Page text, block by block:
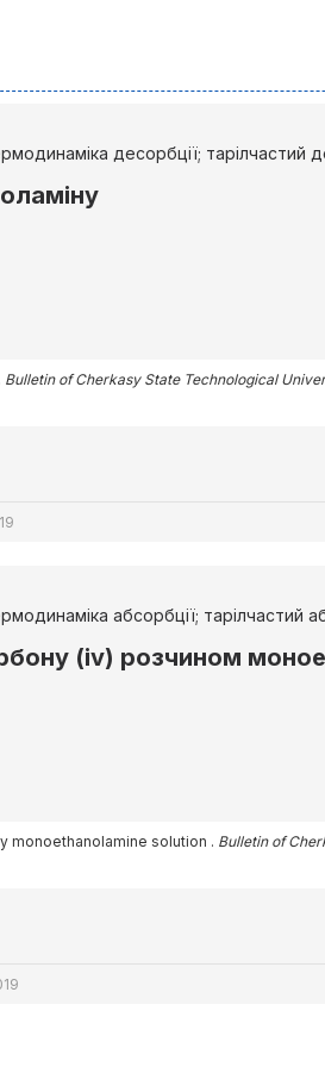
десорбції; тарілчастий
Bulletin of Cherkasy State Technological
абсорбції; тарілчастий
(iv) розчином
monoethanolamine solution . Bulletin of